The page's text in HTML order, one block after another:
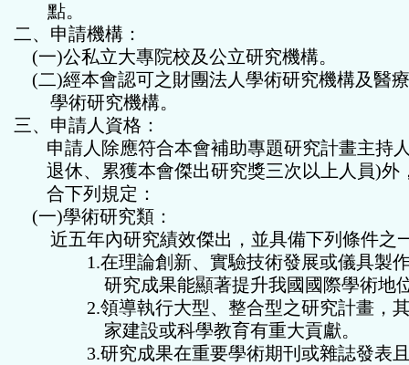
點。
二、申請機構：
(一)公私立大專院校及公立研究機構。
(二)經本會認可之財團法人學術研究機構及醫
學術研究機構。
三、申請人資格：
申請人除應符合本會補助專題研究計畫主持
退休、累獲本會傑出研究獎三次以上人員)外
合下列規定：
(一)學術研究類：
近五年內研究績效傑出，並具備下列條件之
1.在理論創新、實驗技術發展或儀具製
研究成果能顯著提升我國國際學術地
2.領導執行大型、整合型之研究計畫，
家建設或科學教育有重大貢獻。
3.研究成果在重要學術期刊或雜誌發表